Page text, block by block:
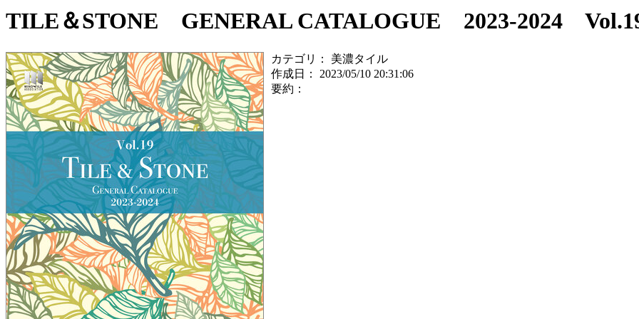
TILE＆STONE GENERAL CATALOGUE 2023-2024
カテゴリ：
美濃タイル
作成日：
2023/05/10 20:31:06
要約：